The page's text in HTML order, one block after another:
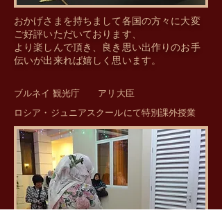
​おかげさまを持ちまして各国の方々に大変
ご好評いただいております、
より楽しんで頂き、良き思い出作りのお手
伝いが出来れば嬉しく思います。
​ブルネイ 観光庁 アリ大臣
​ロシア・ジュニアスクールにて特別課外授業